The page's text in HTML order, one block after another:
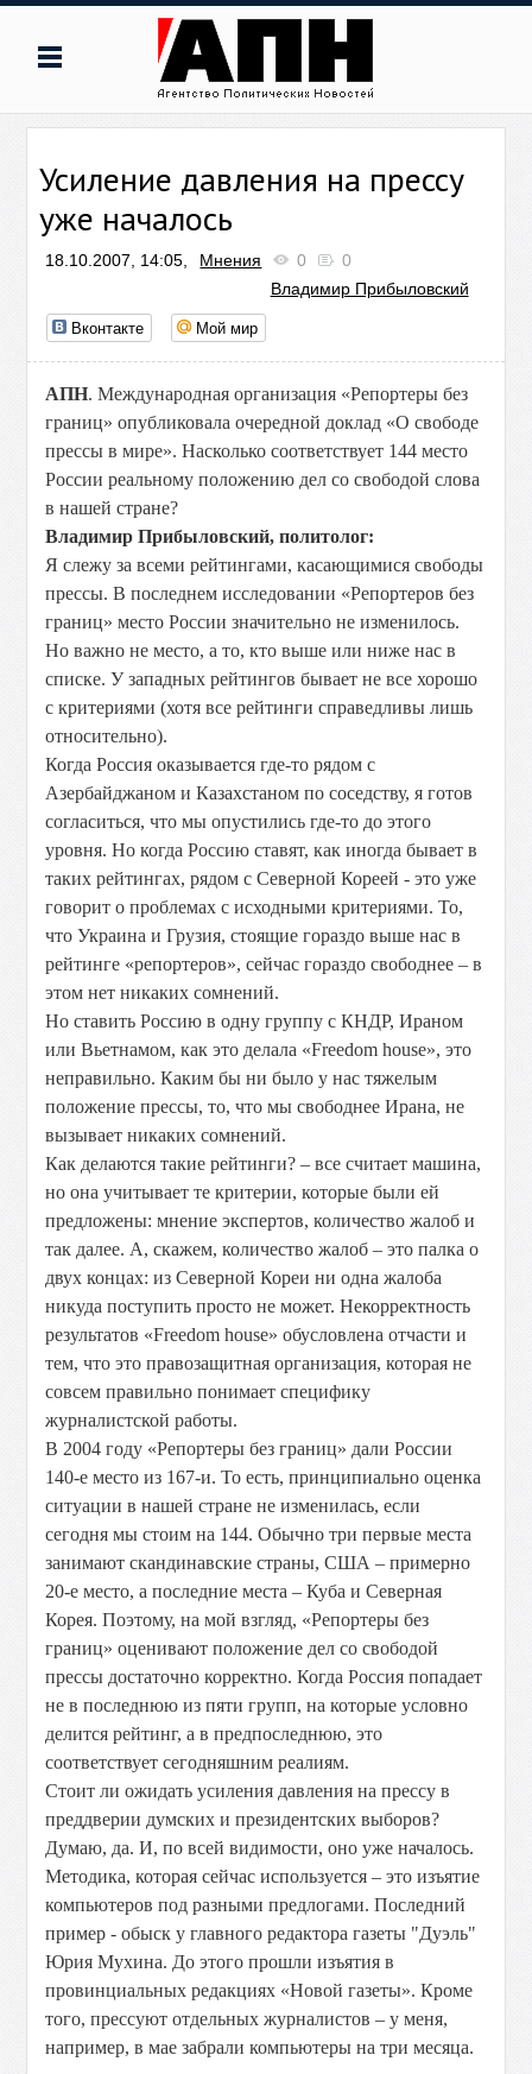
Усиление давления на прессу
уже началось
18.10.2007, 14:05, Мнения 0
0
Владимир Прибыловский
Вконтакте Мой мир
АПН. Международная организация «Репортеры без
границ» опубликовала очередной доклад «О свободе
прессы в мире». Насколько соответствует 144 место
России реальному положению дел со свободой слова
в нашей стране?
Владимир Прибыловский, политолог:
Я слежу за всеми рейтингами, касающимися свободы
прессы. В последнем исследовании «Репортеров без
границ» место России значительно не изменилось.
Но важно не место, а то, кто выше или ниже нас в
списке. У западных рейтингов бывает не все хорошо
с критериями (хотя все рейтинги справедливы лишь
относительно).
Когда Россия оказывается где-то рядом с
Азербайджаном и Казахстаном по соседству, я готов
согласиться, что мы опустились где-то до этого
уровня. Но когда Россию ставят, как иногда бывает в
таких рейтингах, рядом с Северной Кореей - это уже
говорит о проблемах с исходными критериями. То,
что Украина и Грузия, стоящие гораздо выше нас в
рейтинге «репортеров», сейчас гораздо свободнее – в
этом нет никаких сомнений.
Но ставить Россию в одну группу с КНДР, Ираном
или Вьетнамом, как это делала «Freedom house», это
неправильно. Каким бы ни было у нас тяжелым
положение прессы, то, что мы свободнее Ирана, не
вызывает никаких сомнений.
Как делаются такие рейтинги? – все считает машина,
но она учитывает те критерии, которые были ей
предложены: мнение экспертов, количество жалоб и
так далее. А, скажем, количество жалоб – это палка о
двух концах: из Северной Кореи ни одна жалоба
никуда поступить просто не может. Некорректность
результатов «Freedom house» обусловлена отчасти и
тем, что это правозащитная организация, которая не
совсем правильно понимает специфику
журналистской работы.
В 2004 году «Репортеры без границ» дали России
140-е место из 167-и. То есть, принципиально оценка
ситуации в нашей стране не изменилась, если
сегодня мы стоим на 144. Обычно три первые места
занимают скандинавские страны, США – примерно
20-е место, а последние места – Куба и Северная
Корея. Поэтому, на мой взгляд, «Репортеры без
границ» оценивают положение дел со свободой
прессы достаточно корректно. Когда Россия попадает
не в последнюю из пяти групп, на которые условно
делится рейтинг, а в предпоследнюю, это
соответствует сегодняшним реалиям.
Стоит ли ожидать усиления давления на прессу в
преддверии думских и президентских выборов?
Думаю, да. И, по всей видимости, оно уже началось.
Методика, которая сейчас используется – это изъятие
компьютеров под разными предлогами. Последний
пример - обыск у главного редактора газеты "Дуэль"
Юрия Мухина. До этого прошли изъятия в
провинциальных редакциях «Новой газеты». Кроме
того, прессуют отдельных журналистов – у меня,
например, в мае забрали компьютеры на три месяца.